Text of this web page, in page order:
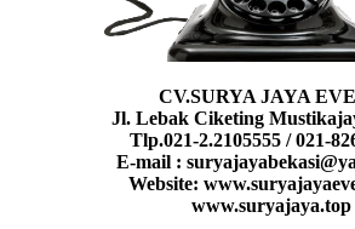
CV.SURYA JAYA
Jl. Lebak Ciketing
Tlp.021-2.2105555 / 021-
E-mail :
Website:
www.suryajaya.top